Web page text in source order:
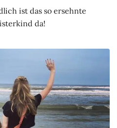
ist das so ersehnte
da!